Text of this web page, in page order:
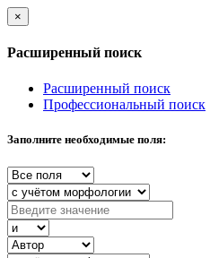
×
Расширенный поиск
Расширенный поиск
Профессиональный поиск
Заполните необходимые поля: